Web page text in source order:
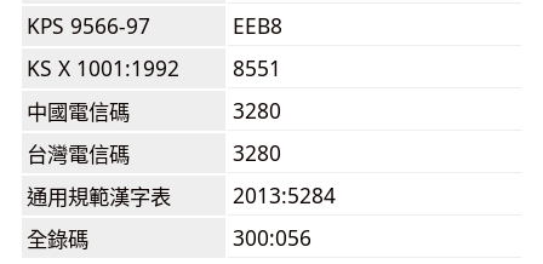
KPS 9566-97
EEB8
KS X 1001:1992
8551
中國電信碼
3280
台灣電信碼
3280
通用規範漢字表
2013:5284
全錄碼
300:056